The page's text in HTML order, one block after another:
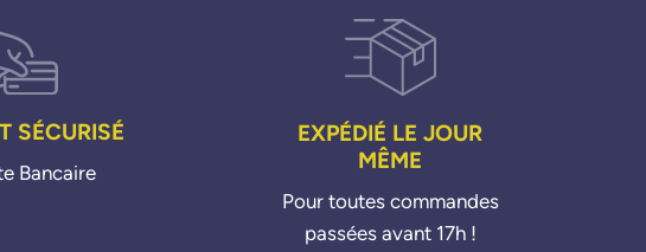
SÉCURISÉ
Bancaire
EXPÉDIÉ LE JOUR
MÊME
Pour toutes commandes
passées avant 17h !